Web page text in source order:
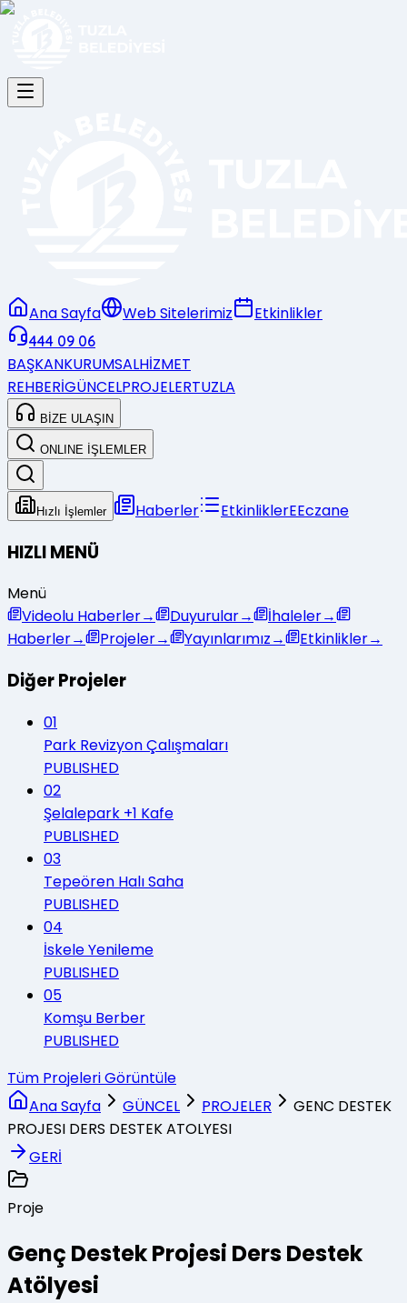
Ana Sayfa Web Sitelerimiz Etkinlikler
444 09 06
BAŞKANKURUMSALHİZMET
REHBERİGÜNCELPROJELERTUZLA
BİZE ULAŞIN
ONLINE İŞLEMLER
Hızlı İşlemler Haberler EtkinliklerEEczane
HIZLI MENÜ
Menü
Videolu Haberler→ Duyurular→ İhaleler→
Haberler→ Projeler→ Yayınlarımız→ Etkinlikler→
Diğer Projeler
01
Park Revizyon Çalışmaları
PUBLISHED
02
Şelalepark +1 Kafe
PUBLISHED
03
Tepeören Halı Saha
PUBLISHED
04
İskele Yenileme
PUBLISHED
05
Komşu Berber
PUBLISHED
Tüm Projeleri Görüntüle
Ana Sayfa
GÜNCEL PROJELER
GENC DESTEK
PROJESI DERS DESTEK ATOLYESI
GERİ
Proje
Genç Destek Projesi Ders Destek
Atölyesi